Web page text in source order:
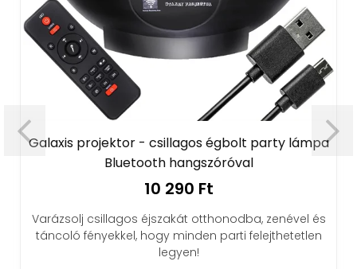
Galaxis projektor - csillagos égbolt party lámpa
Bluetooth hangszóróval
10 290 Ft
Varázsolj csillagos éjszakát otthonodba, zenével és
táncoló fényekkel, hogy minden parti felejthetetlen
legyen!